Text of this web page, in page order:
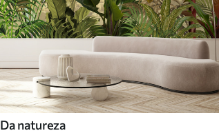
Da natureza